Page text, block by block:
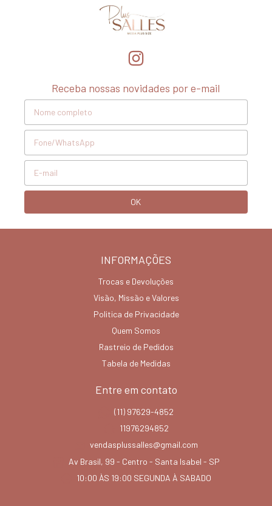
Receba nossas novidades por e-mail
INFORMAÇÕES
Trocas e Devoluções
Visão, Missão e Valores
Politica de Privacidade
Quem Somos
Rastreio de Pedidos
Tabela de Medidas
Entre em contato
(11) 97629-4852
11976294852
vendasplussalles@gmail.com
Av Brasil, 99 - Centro - Santa Isabel - SP
10:00 ÀS 19:00 SEGUNDA À SABADO